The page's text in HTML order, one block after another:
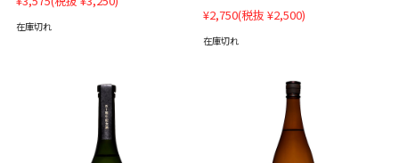
在庫切れ
¥2,750(税抜 ¥2,500)
在庫切れ